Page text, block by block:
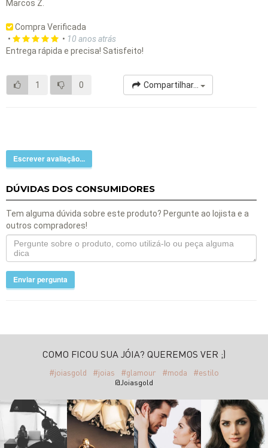
Marcos Z.
Compra Verificada
•
• 10 anos atrás
Entrega rápida e precisa! Satisfeito!
1 0 Compartilhar...
Escrever avaliação...
DÚVIDAS DOS CONSUMIDORES
Tem alguma dúvida sobre este produto? Pergunte ao lojista e a
outros compradores!
Enviar pergunta
COMO FICOU SUA JÓIA? QUEREMOS VER ;)
#joiasgold #joias #glamour #moda #estilo
@Joiasgold